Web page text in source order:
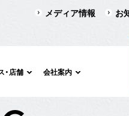
・店舗 会社案内
メディア情報 お